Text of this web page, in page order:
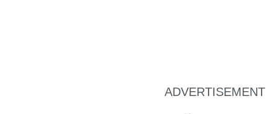
ADVERTISEMENT